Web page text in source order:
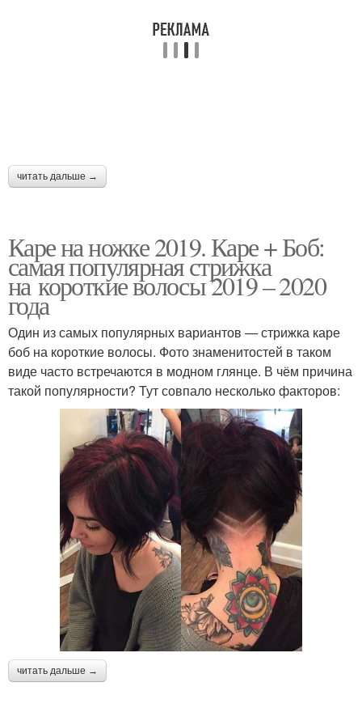
читать дальше →
Каре на ножке 2019. Каре + Боб:
самая популярная стрижка
на короткие волосы 2019 – 2020
года
Один из самых популярных вариантов — стрижка каре
боб на короткие волосы. Фото знаменитостей в таком
виде часто встречаются в модном глянце. В чём причина
такой популярности? Тут совпало несколько факторов:
читать дальше →